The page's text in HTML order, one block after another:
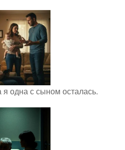
одна с сыном осталась.